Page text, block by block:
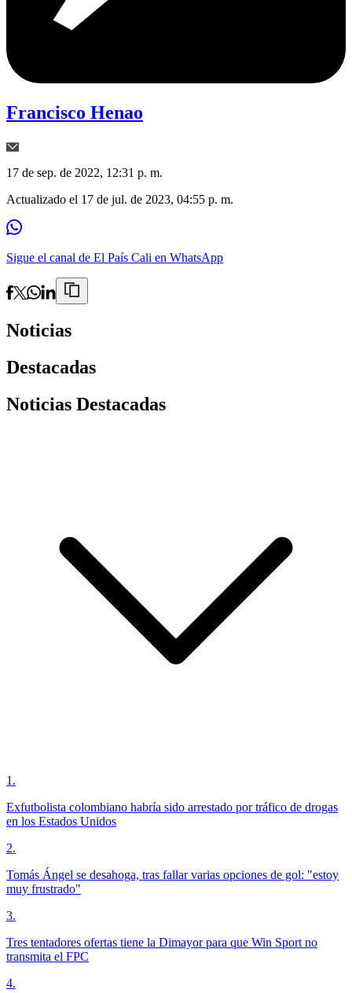
Francisco Henao
17 de sep. de 2022, 12:31 p. m.
Actualizado el 17 de jul. de 2023, 04:55 p. m.
Sigue el canal de El País Cali en WhatsApp
Noticias
Destacadas
Noticias Destacadas
1 .
Exfutbolista colombiano habría sido arrestado por tráfico de drogas
en los Estados Unidos
2.
Tomás Ángel se desahoga, tras fallar varias opciones de gol: "estoy
muy frustrado"
3.
Tres tentadores ofertas tiene la Dimayor para que Win Sport no
transmita el FPC
4.